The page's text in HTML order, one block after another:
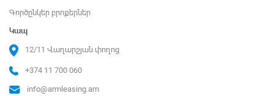
Գործընկեր բրոքերներ
Կապ
12/11 Վաղարշյան փողոց
+374 11 700 060
info@armleasing.am